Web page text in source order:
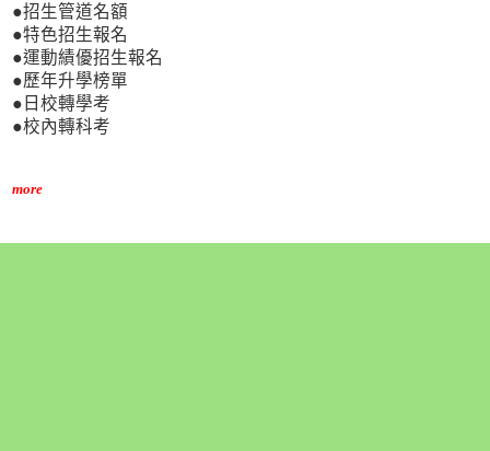
●招生管道名額
●特色招生報名
●運動績優招生報名
●歷年升學榜單
●日校轉學考
●校內轉科考
more